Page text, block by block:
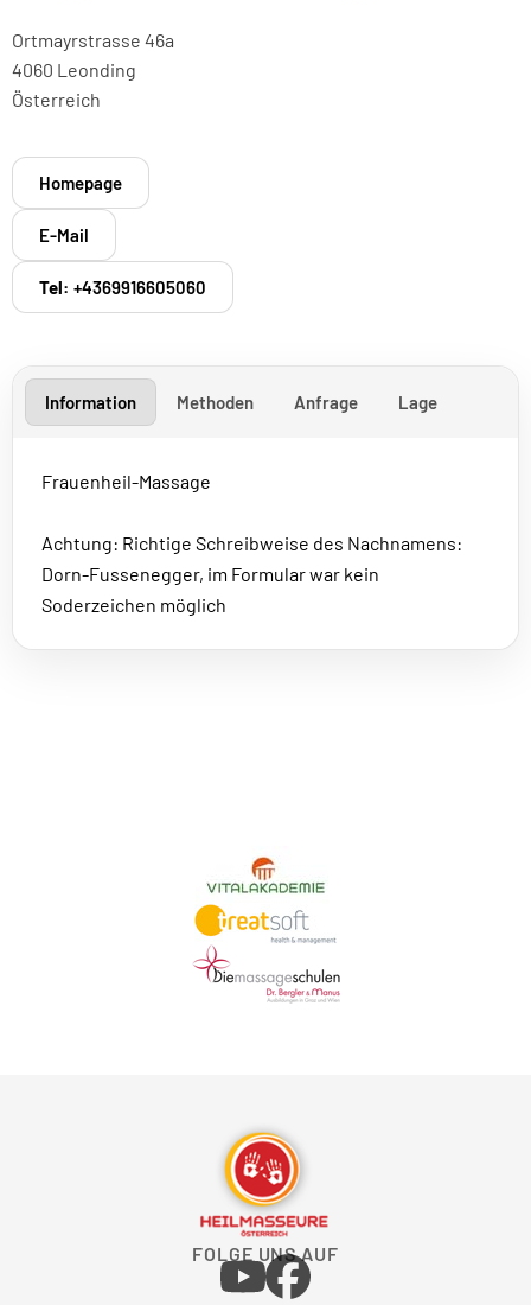
Ortmayrstrasse 46a
4060 Leonding
Österreich
Homepage
E-Mail
Tel: +4369916605060
Information Methoden Anfrage Lage
Frauenheil-Massage
Achtung: Richtige Schreibweise des Nachnamens:
Dorn-Fussenegger, im Formular war kein
Soderzeichen möglich
FOLGE UNS AUF